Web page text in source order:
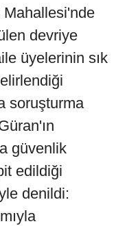
Mahallesi'nde
devriye
üyelerinin sık
soruşturma
güvenlik
edildiği
denildi: